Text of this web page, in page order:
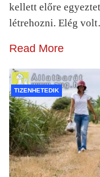
kellett előre
létrehozni. Elég
Read More
TIZENHETEDIK